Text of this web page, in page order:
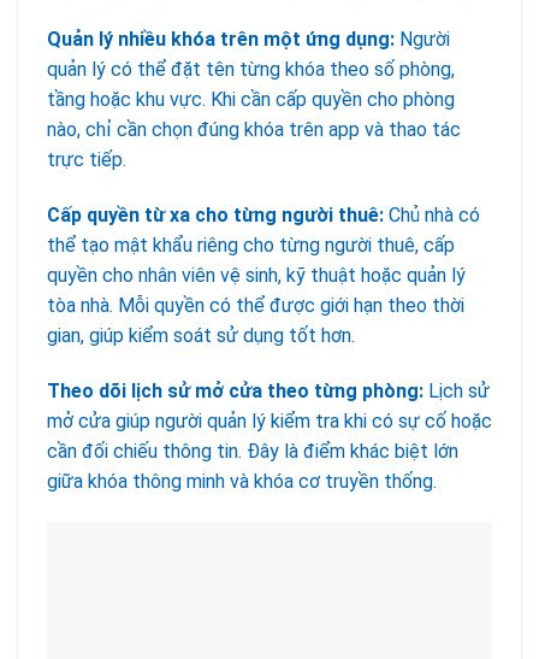
Quản lý nhiều khóa trên một ứng dụng: Người
quản lý có thể đặt tên từng khóa theo số phòng,
tầng hoặc khu vực. Khi cần cấp quyền cho phòng
nào, chỉ cần chọn đúng khóa trên app và thao tác
trực tiếp.
Cấp quyền từ xa cho từng người thuê: Chủ nhà có
thể tạo mật khẩu riêng cho từng người thuê, cấp
quyền cho nhân viên vệ sinh, kỹ thuật hoặc quản lý
tòa nhà. Mỗi quyền có thể được giới hạn theo thời
gian, giúp kiểm soát sử dụng tốt hơn.
Theo dõi lịch sử mở cửa theo từng phòng: Lịch sử
mở cửa giúp người quản lý kiểm tra khi có sự cố hoặc
cần đối chiếu thông tin. Đây là điểm khác biệt lớn
giữa khóa thông minh và khóa cơ truyền thống.